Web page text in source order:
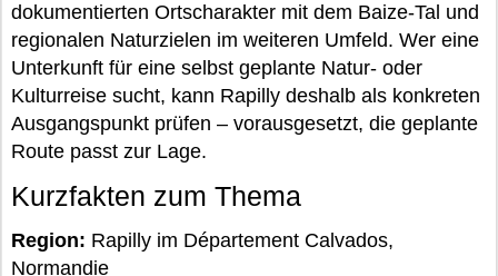
dokumentierten Ortscharakter mit dem Baize-Tal und
regionalen Naturzielen im weiteren Umfeld. Wer eine
Unterkunft für eine selbst geplante Natur- oder
Kulturreise sucht, kann Rapilly deshalb als konkreten
Ausgangspunkt prüfen – vorausgesetzt, die geplante
Route passt zur Lage.
Kurzfakten zum Thema
Region: Rapilly im Département Calvados,
Normandie